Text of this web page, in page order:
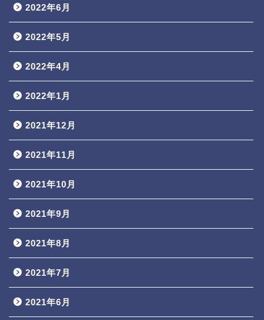
2022年6月
2022年5月
2022年4月
2022年1月
2021年12月
2021年11月
2021年10月
2021年9月
2021年8月
2021年7月
2021年6月